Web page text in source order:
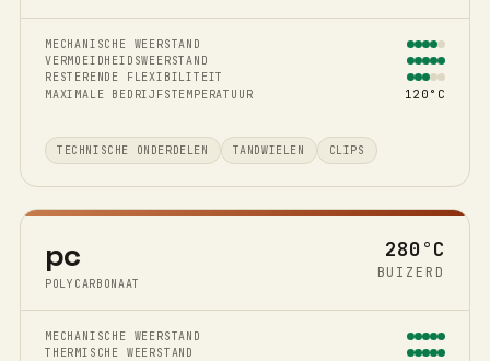
MECHANISCHE WEERSTAND
VERMOEIDHEIDSWEERSTAND
RESTERENDE FLEXIBILITEIT
MAXIMALE BEDRIJFSTEMPERATUUR
120°C
TECHNISCHE ONDERDELEN TANDWIELEN CLIPS
pc
POLYCARBONAAT
280°C
BUIZERD
MECHANISCHE WEERSTAND
THERMISCHE WEERSTAND